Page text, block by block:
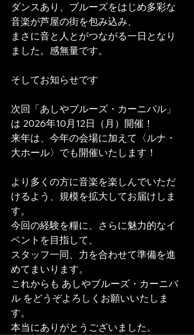
ダンスあり、ブルーズをはじめ多彩な
音楽が芦屋の街を包み込み、
まさに音と人とがつながる一日となり
ました。感無量です。
そしてお知らせです
次回「あしやブルーズ・カーニバル」
は 2026年10月12日（月）開催！
来年は、今年の会場に加えて〈ルナ・
大ホール〉でも開催いたします！
より多くの方に音楽を楽しんでいただ
けるよう、規模を拡大してお届けしま
す。
今回の経験を糧に、さらに魅力的なイ
ベントを目指して、
スタッフ一同、力を合わせて準備を進
めてまいります。
これからも あしやブルーズ・カーニバ
ル をどうぞよろしくお願いいたしま
す。
本当にありがとうございました。